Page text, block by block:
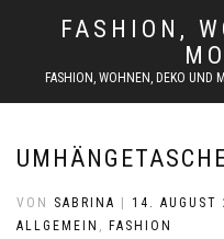
FASHION,
FASHION, WOHNEN, DEKO UND
VON SABRINA 14. AUGUST
ALLGEMEIN , FASHION